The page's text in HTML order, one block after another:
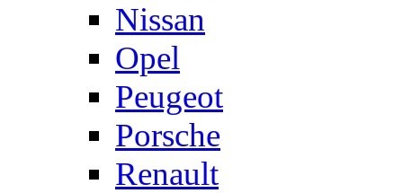
Nissan
Opel
Peugeot
Porsche
Renault